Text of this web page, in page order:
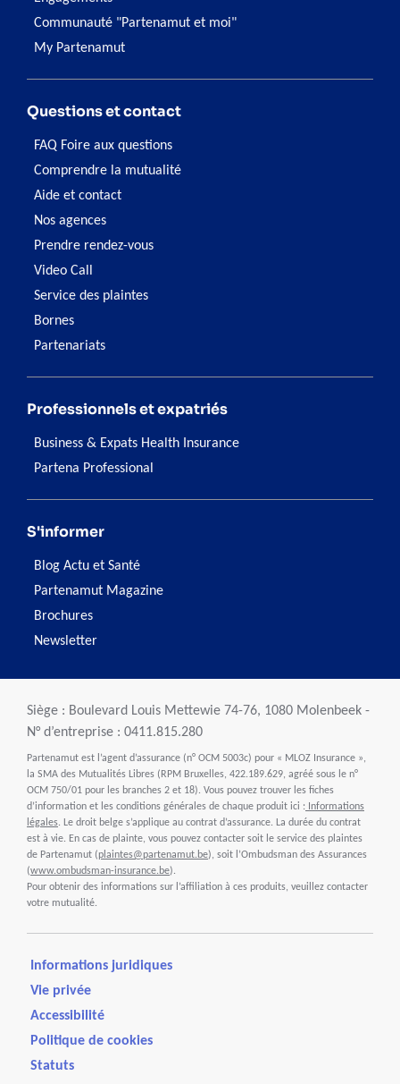
Communauté "Partenamut et moi"
My Partenamut
Questions et contact
FAQ Foire aux questions
Comprendre la mutualité
Aide et contact
Nos agences
Prendre rendez-vous
Video Call
Service des plaintes
Bornes
Partenariats
Professionnels et expatriés
Business & Expats Health Insurance
Partena Professional
S'informer
Blog Actu et Santé
Partenamut Magazine
Brochures
Newsletter
Siège : Boulevard Louis Mettewie 74-76, 1080 Molenbeek -
N° d’entreprise : 0411.815.280
Partenamut est l’agent d’assurance (n° OCM 5003c) pour « MLOZ Insurance »,
la SMA des Mutualités Libres (RPM Bruxelles, 422.189.629, agréé sous le n°
OCM 750/01 pour les branches 2 et 18). Vous pouvez trouver les fiches
d’information et les conditions générales de chaque produit ici : Informations
légales. Le droit belge s’applique au contrat d’assurance. La durée du contrat
est à vie. En cas de plainte, vous pouvez contacter soit le service des plaintes
de Partenamut (plaintes@partenamut.be), soit l’Ombudsman des Assurances
(www.ombudsman-insurance.be).
Pour obtenir des informations sur l’affiliation à ces produits, veuillez contacter
votre mutualité.
Informations juridiques
Vie privée
Accessibilité
Politique de cookies
Statuts